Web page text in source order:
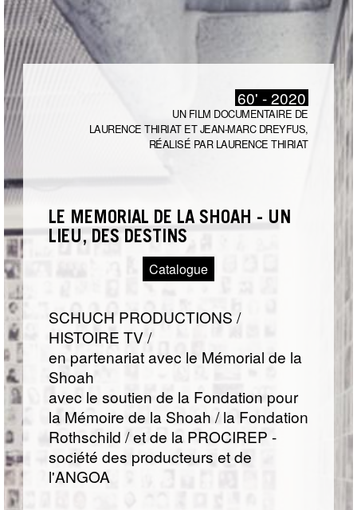
60' - 2020
UN FILM DOCUMENTAIRE DE
LAURENCE THIRIAT ET JEAN-MARC DREYFUS,
RÉALISÉ PAR LAURENCE THIRIAT
LE MÉMORIAL DE LA SHOAH - UN
LIEU, DES DESTINS
Catalogue
SCHUCH PRODUCTIONS /
HISTOIRE TV /
en partenariat avec le Mémorial de la
Shoah
avec le soutien de la Fondation pour
la Mémoire de la Shoah / la Fondation
Rothschild / et de la PROCIREP -
société des producteurs et de
l'ANGOA